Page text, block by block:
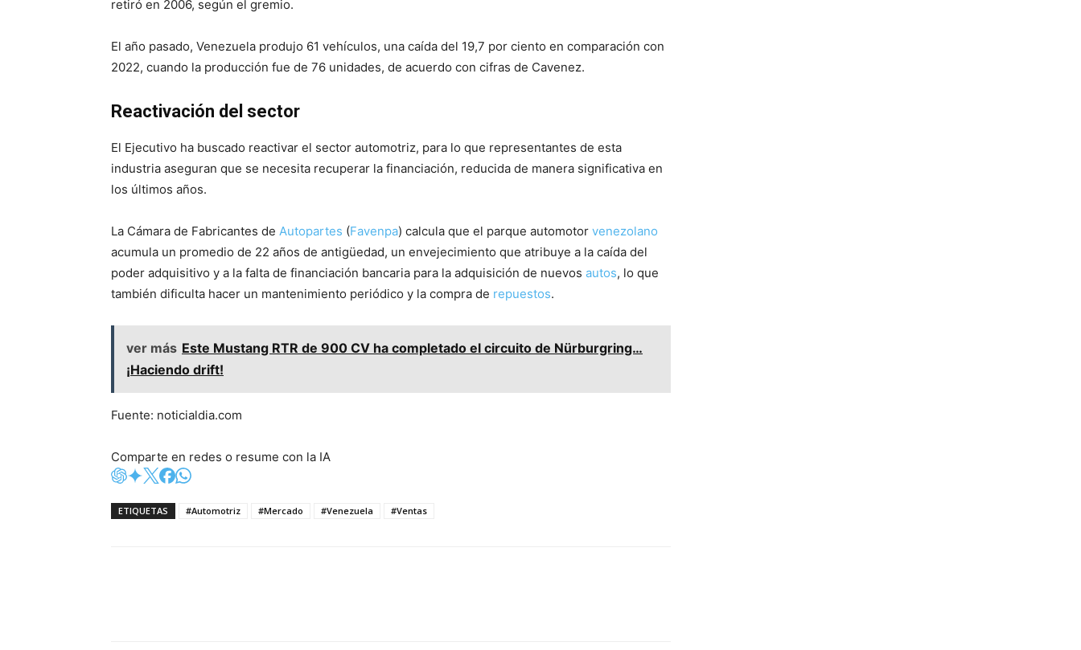
retiró en 2006, según el gremio.
El año pasado, Venezuela produjo 61 vehículos, una caída del 19,7 por ciento en comparación con
2022, cuando la producción fue de 76 unidades, de acuerdo con cifras de Cavenez.
Reactivación del sector
El Ejecutivo ha buscado reactivar el sector automotriz, para lo que representantes de esta
industria aseguran que se necesita recuperar la financiación, reducida de manera significativa en
los últimos años.
La Cámara de Fabricantes de Autopartes (Favenpa) calcula que el parque automotor venezolano
acumula un promedio de 22 años de antigüedad, un envejecimiento que atribuye a la caída del
poder adquisitivo y a la falta de financiación bancaria para la adquisición de nuevos autos, lo que
también dificulta hacer un mantenimiento periódico y la compra de repuestos.
ver más Este Mustang RTR de 900 CV ha completado el circuito de Nürburgring…
¡Haciendo drift!
Fuente: noticialdia.com
Comparte en redes o resume con la IA
ETIQUETAS #Automotriz #Mercado #Venezuela #Ventas